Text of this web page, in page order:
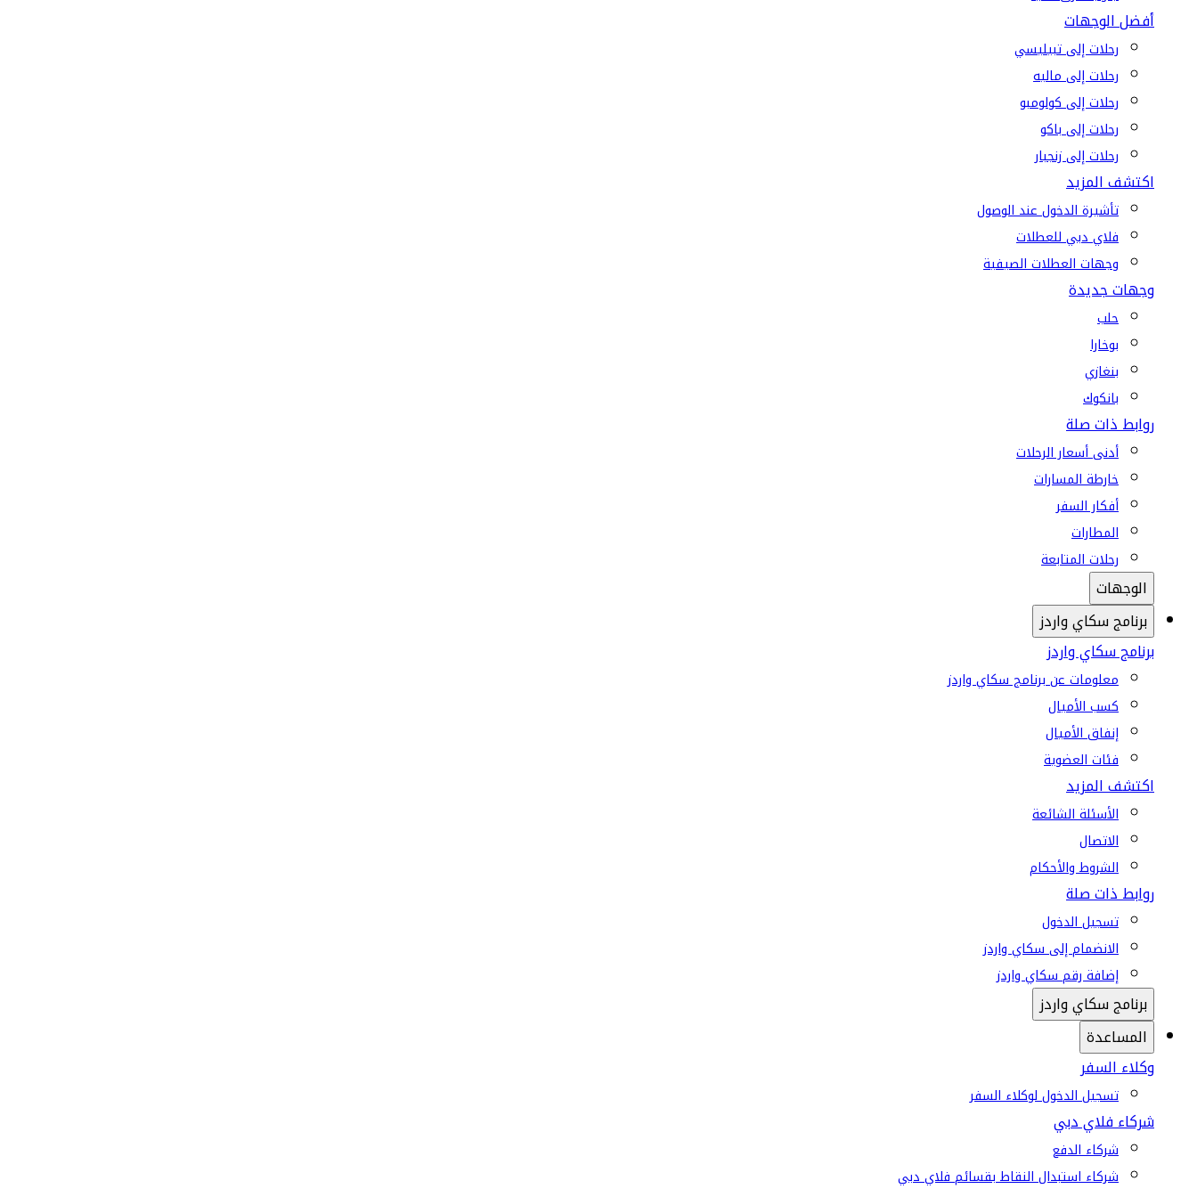
أفضل الوجهات
رحلات إلى تبيليسي
رحلات إلى ماليه
رحلات إلى كولومبو
رحلات إلى باكو
رحلات إلى زنجبار
اكتشف المزيد
تأشيرة الدخول عند الوصول
فلاي دبي للعطلات
وجهات العطلات الصيفية
وجهات جديدة
حلب
بوخارا
بنغازي
بانكوك
روابط ذات صلة
أدنى أسعار الرحلات
خارطة المسارات
أفكار السفر
المطارات
رحلات المتابعة
الوجهات
برنامج سكاي واردز
برنامج سكاي واردز
معلومات عن برنامج سكاي واردز
كسب الأميال
إنفاق الأميال
فئات العضوية
اكتشف المزيد
الأسئلة الشائعة
الاتصال
الشروط والأحكام
روابط ذات صلة
تسجيل الدخول
الانضمام إلى سكاي واردز
إضافة رقم سكاي واردز
برنامج سكاي واردز
المساعدة
وكلاء السفر
تسجيل الدخول لوكلاء السفر
شركاء فلاي دبي
شركاء الدفع
شركاء استبدال النقاط بقسائم فلاي دبي